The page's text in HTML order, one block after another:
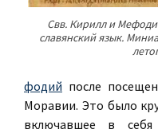
Свв. Кирилл и
славянский язык.
фодий после
Моравии. Это было
включавшее в себя